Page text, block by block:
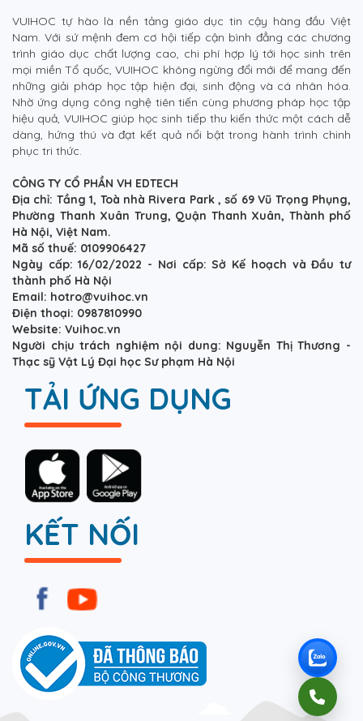
VUIHOC tự hào là nền tảng giáo dục tin cậy hàng đầu Việt
Nam. Với sứ mệnh đem cơ hội tiếp cận bình đẳng các chương
trình giáo dục chất lượng cao, chi phí hợp lý tới học sinh trên
mọi miền Tổ quốc, VUIHOC không ngừng đổi mới để mang đến
những giải pháp học tập hiện đại, sinh động và cá nhân hóa.
Nhờ ứng dụng công nghệ tiên tiến cùng phương pháp học tập
hiệu quả, VUIHOC giúp học sinh tiếp thu kiến thức một cách dễ
dàng, hứng thú và đạt kết quả nổi bật trong hành trình chinh
phục tri thức.
CÔNG TY CỔ PHẦN VH EDTECH
Địa chỉ: Tầng 1, Toà nhà Rivera Park , số 69 Vũ Trọng Phụng,
Phường Thanh Xuân Trung, Quận Thanh Xuân, Thành phố
Hà Nội, Việt Nam.
Mã số thuế: 0109906427
Ngày cấp: 16/02/2022 - Nơi cấp: Sở Kế hoạch và Đầu tư
thành phố Hà Nội
Email: hotro@vuihoc.vn
Điện thoại: 0987810990
Website: Vuihoc.vn
Người chịu trách nghiệm nội dung: Nguyễn Thị Thương -
Thạc sỹ Vật Lý Đại học Sư phạm Hà Nội
TẢI ỨNG DỤNG
KẾT NỐI